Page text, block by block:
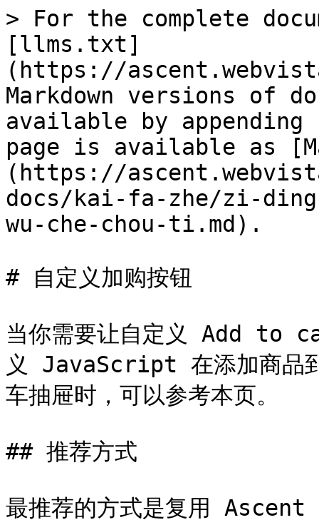
> For the complete
[llms.txt]
(https://
Markdown versions of
available by
page is available as
(https://
docs/kai-fa-zhe/zi-
wu-che-chou-ti.md).
# 自定义加购按钮
当你需要让自定义 Add to
义 JavaScript 在添加商品
车抽屉时，可以参考本页。
## 推荐方式
最推荐的方式是复用